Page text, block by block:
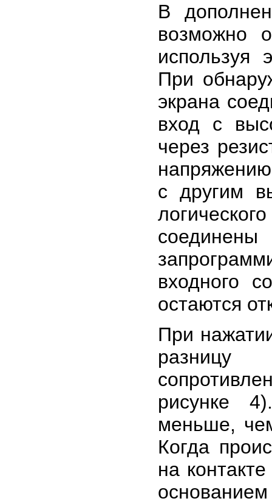
В
возможно
используя
При
экрана
вход с
через
с другим
входного
остаются
При
рисунке
меньше,
Когда
на